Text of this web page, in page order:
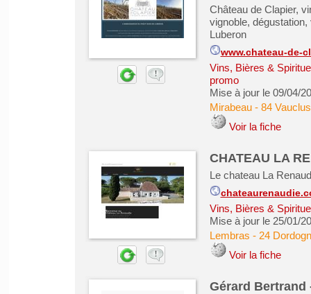
Château de Clapier,
vignoble,
Luberon
www.chateau-de-
Vins, Bières &
promo
Mise à jour le 09/04/
Mirabeau- 84
Voir la fiche
CHATEAU LA
Le chateau La
Vins, Bières &
Mise à jour le 25/01/
Lembras - 24
Voir la fiche
Gérard Bertrand